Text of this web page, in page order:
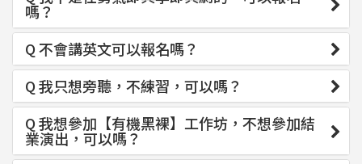
嗎？
Q 不會講英文可以報名嗎？
Q 我只想旁聽，不練習，可以嗎？
Q 我想參加【有機黑裸】工作坊，不想參加結
業演出，可以嗎？